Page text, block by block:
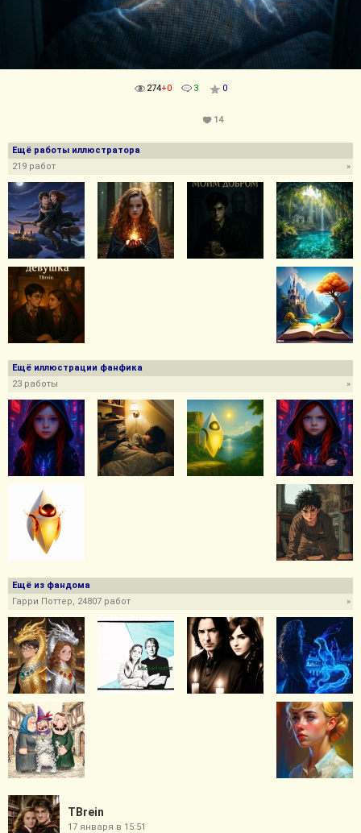
TBrein
17 января в 15:51
274+0 3 0
14
Ещё работы иллюстратора
»
219 работ
Ещё иллюстрации фанфика
23 работы
»
Ещё из фандома
»
Гарри Поттер, 24807 работ